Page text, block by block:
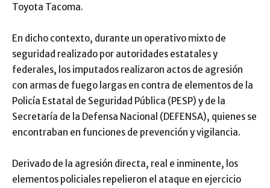
Toyota Tacoma.
En dicho contexto, durante un operativo mixto de
seguridad realizado por autoridades estatales y
federales, los imputados realizaron actos de agresión
con armas de fuego largas en contra de elementos de la
Policía Estatal de Seguridad Pública (PESP) y de la
Secretaría de la Defensa Nacional (DEFENSA), quienes se
encontraban en funciones de prevención y vigilancia.
Derivado de la agresión directa, real e inminente, los
elementos policiales repelieron el ataque en ejercicio